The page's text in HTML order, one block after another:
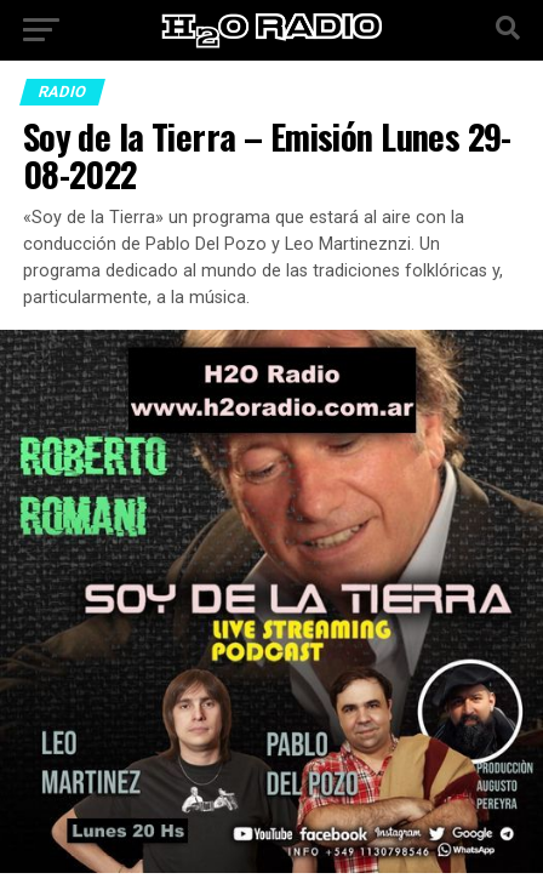
RADIO
Soy de la Tierra – Emisión Lunes 29-
08-2022
«Soy de la Tierra» un programa que estará al aire con la
conducción de Pablo Del Pozo y Leo Martineznzi. Un
programa dedicado al mundo de las tradiciones folklóricas y,
particularmente, a la música.